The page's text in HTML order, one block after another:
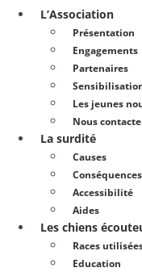
L’Association
Présentation
Engagements
Partenaires
Les jeunes
Nous
La surdité
Causes
Conséquences
Accessibilité
Aides
Les chiens
Races
Education